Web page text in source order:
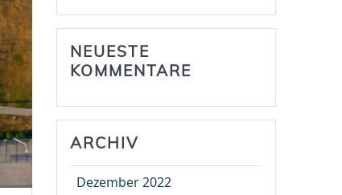
NEUESTE
KOMMENTARE
ARCHIV
Dezember 2022